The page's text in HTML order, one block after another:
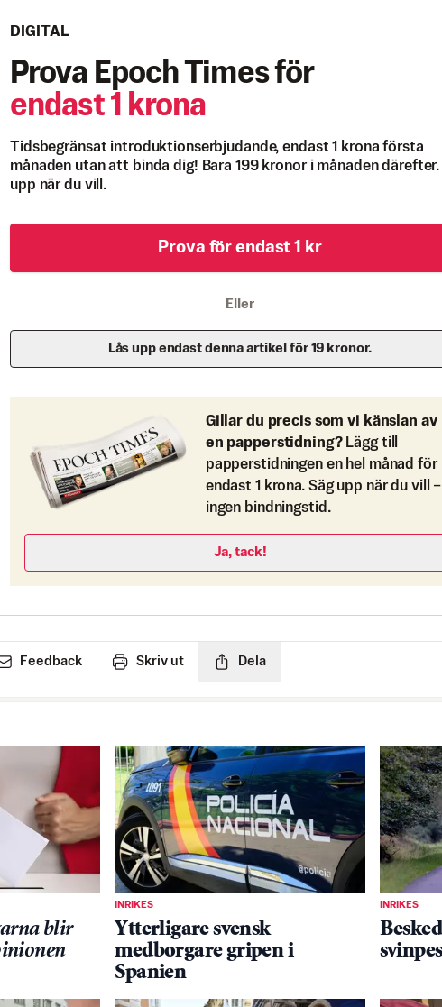
DIGITAL
Prova Epoch Times för
endast 1 krona
Tidsbegränsat introduktionserbjudande, endast 1 krona första
månaden utan att binda dig! Bara 199 kronor i månaden därefter.
upp när du vill.
Prova för endast 1 kr
Eller
Lås upp endast denna artikel för 19 kronor.
Gillar du precis som vi känslan av
en papperstidning? Lägg till
papperstidningen en hel månad för
endast 1 krona. Säg upp när du vill –
ingen bindningstid.
Ja, tack!
Feedback Skriv ut Dela
blir
INRIKES
Ytterligare svensk
medborgare gripen i
Spanien
INRIKES